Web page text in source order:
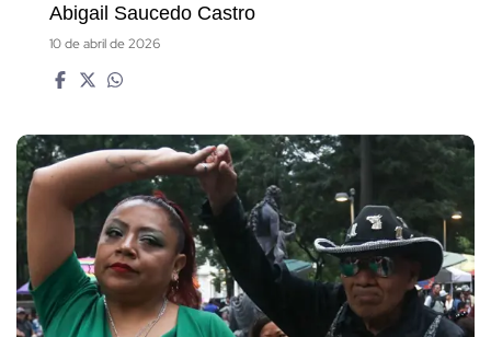
Abigail Saucedo Castro
10 de abril de 2026